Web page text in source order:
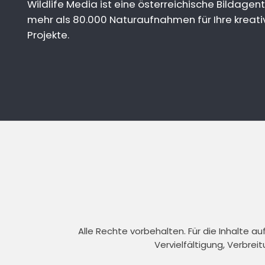
Wildlife Media ist eine österreichische
mehr als 80.000 Naturaufnahmen für Ihre
Projekte.
Alle Rechte vorbehalten. Für die Inhalte
Vervielfältigung,